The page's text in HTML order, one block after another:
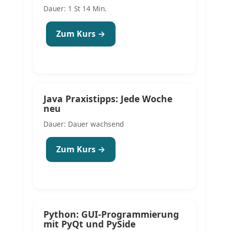
Dauer: 1 St 14 Min.
Zum Kurs →
Java Praxistipps: Jede Woche
neu
Dauer: Dauer wachsend
Zum Kurs →
Python: GUI-Programmierung
mit PyQt und PySide